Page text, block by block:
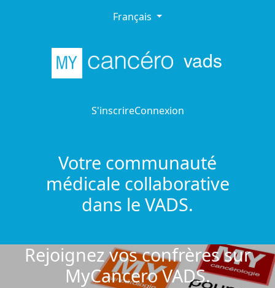
Français
vads
S'inscrireConnexion
Votre communauté
médicale collaborative
dans le VADS.
Rejoignez vos confrères sur
MyCancero VADS.